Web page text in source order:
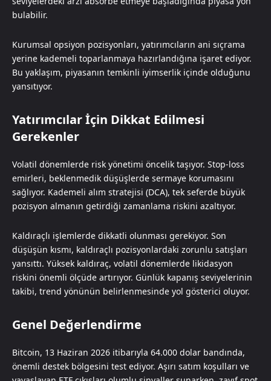
bulabilir.
Kurumsal opsiyon pozisyonları, yatırımcıların ani sıçrama
yerine kademeli toparlanmaya hazırlandığına işaret ediyor.
Bu yaklaşım, piyasanın temkinli iyimserlik içinde olduğunu
yansıtıyor.
Yatırımcılar İçin Dikkat Edilmesi
Gerekenler
Volatil dönemlerde risk yönetimi öncelik taşıyor. Stop-loss
emirleri, beklenmedik düşüşlerde sermaye korumasını
sağlıyor. Kademeli alım stratejisi (DCA), tek seferde büyük
pozisyon almanın getirdiği zamanlama riskini azaltıyor.
Kaldıraçlı işlemlerde dikkatli olunması gerekiyor. Son
düşüşün kısmı, kaldıraçlı pozisyonlardaki zorunlu satışları
yansıttı. Yüksek kaldıraç, volatil dönemlerde likidasyon
riskini önemli ölçüde artırıyor. Günlük kapanış seviyelerinin
takibi, trend yönünün belirlenmesinde yol gösterici oluyor.
Genel Değerlendirme
Bitcoin, 13 Haziran 2026 itibarıyla 64.000 dolar bandında,
önemli destek bölgesini test ediyor. Aşırı satım koşulları ve